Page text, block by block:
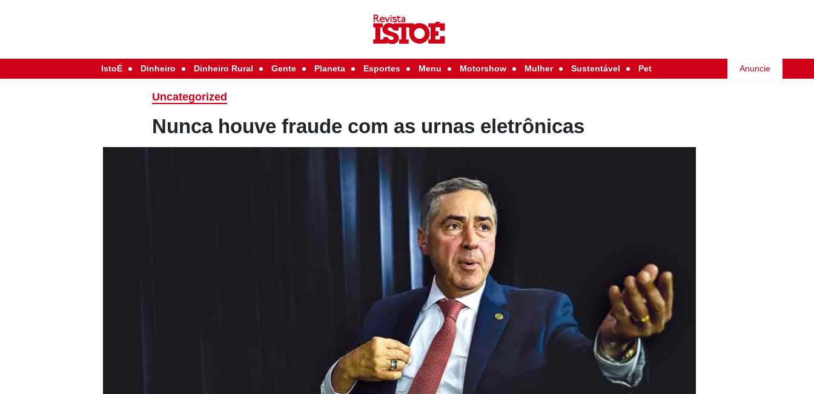
IstoÉ Dinheiro Dinheiro Rural Gente Planeta Esportes Menu Motorshow Mulher Sustentável Pet Anuncie
Uncategorized
Nunca houve fraude com as urnas eletrônicas